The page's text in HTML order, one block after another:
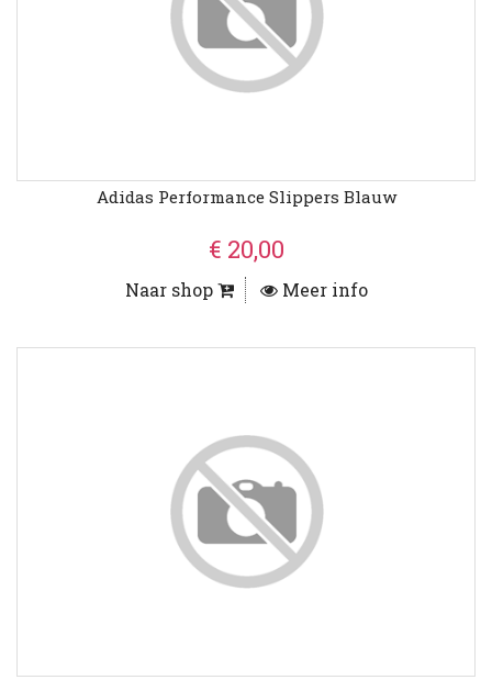
Adidas Performance Slippers Blauw
€ 20,00
Naar shop Meer info